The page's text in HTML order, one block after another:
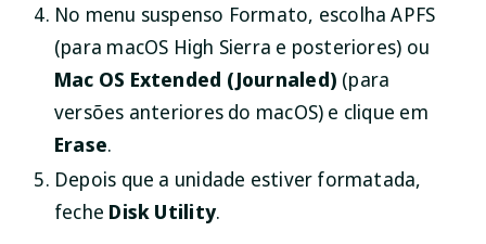
No menu suspenso Formato, escolha APFS
(para macOS High Sierra e posteriores) ou
Mac OS Extended (Journaled) (para
versões anteriores do macOS) e clique em
Erase.
Depois que a unidade estiver formatada,
feche Disk Utility.